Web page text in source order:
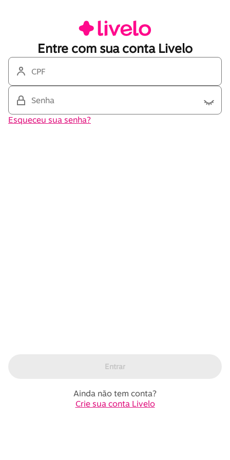
Entre com sua conta Livelo
CPF
Senha
Esqueceu sua senha?
Entrar
Ainda não tem conta?
Crie sua conta Livelo